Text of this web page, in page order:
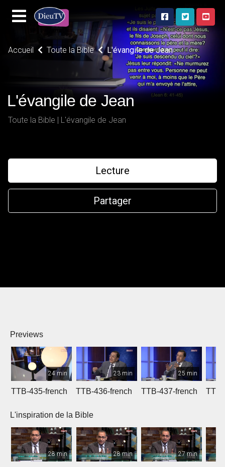
Accueil Toute la Bible L'évangile de Jean
L'évangile de Jean
Toute la Bible | L'évangile de Jean
Lecture
Partager
Previews
24 min
TTB-435-french
23 min
TTB-436-french
25 min
TTB-437-french
L'inspiration de la Bible
28 min 28 min 27 min